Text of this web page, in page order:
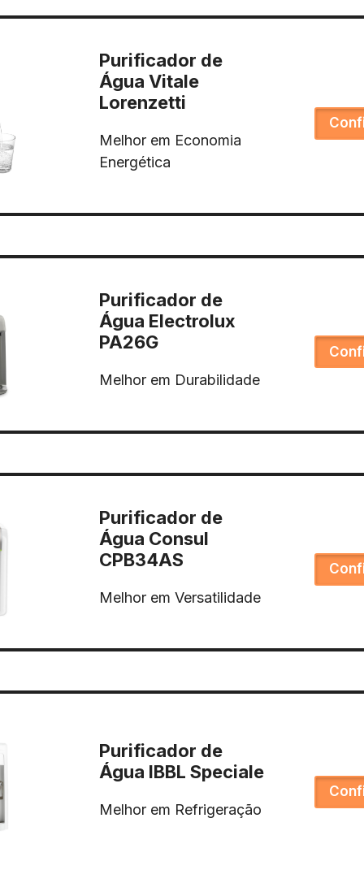
Purificador de
Água Vitale
Lorenzetti
Melhor em Economia
Energética
Purificador de
Água Electrolux
PA26G
Melhor em Durabilidade
Purificador de
Água Consul
CPB34AS
Melhor em Versatilidade
Purificador de
Água IBBL Speciale
Melhor em Refrigeração